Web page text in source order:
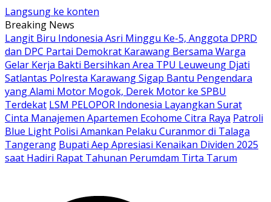
Langsung ke konten
Breaking News
Langit Biru Indonesia Asri Minggu Ke-5, Anggota DPRD
dan DPC Partai Demokrat Karawang Bersama Warga
Gelar Kerja Bakti Bersihkan Area TPU Leuweung Djati
Satlantas Polresta Karawang Sigap Bantu Pengendara
yang Alami Motor Mogok, Derek Motor ke SPBU
Terdekat LSM PELOPOR Indonesia Layangkan Surat
Cinta Manajemen Apartemen Ecohome Citra Raya Patroli
Blue Light Polisi Amankan Pelaku Curanmor di Talaga
Tangerang Bupati Aep Apresiasi Kenaikan Dividen 2025
saat Hadiri Rapat Tahunan Perumdam Tirta Tarum